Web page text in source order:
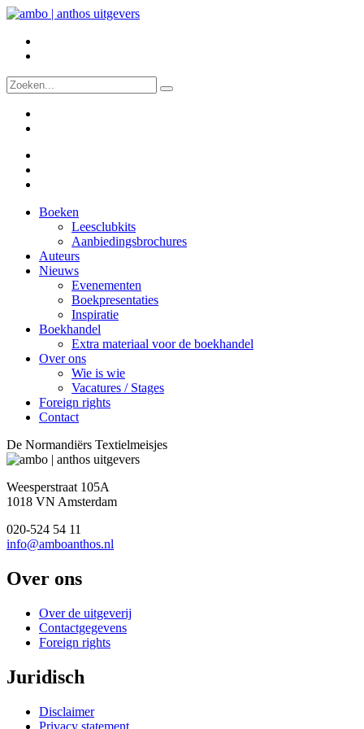
Boeken
Leesclubkits
Aanbiedingsbrochures
Auteurs
Nieuws
Evenementen
Boekpresentaties
Inspiratie
Boekhandel
Extra materiaal voor de boekhandel
Over ons
Wie is wie
Vacatures / Stages
Foreign rights
Contact
De Normandiërs Textielmeisjes
Weesperstraat 105A
1018 VN Amsterdam
020-524 54 11
info@amboanthos.nl
Over ons
Over de uitgeverij
Contactgegevens
Foreign rights
Juridisch
Disclaimer
Privacy statement